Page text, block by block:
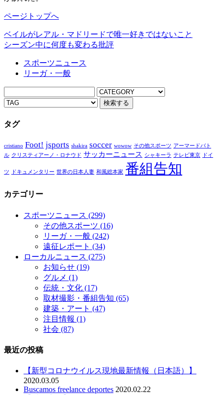
ページトップへ
ベイルがレアル・マドリードで唯一好きではないこと
シーズン中に何度も変わる批評
スポーツニュース
リーガ・一般
タグ
cristiano Foot! jsports shakira soccer wowow その他スポーツ アーマードバト
ル クリスティアーノ・ロナウド サッカーニュース シャキーラ テレビ東京 ドイ
ツ ドキュメンタリー 世界の日本人妻 和風総本家 番組告知
カテゴリー
スポーツニュース (299)
その他スポーツ (16)
リーガ・一般 (242)
遠征レポート (34)
ローカルニュース (275)
お知らせ (19)
グルメ (1)
伝統・文化 (17)
取材撮影・番組告知 (65)
建築・アート (47)
注目情報 (1)
社会 (87)
最近の投稿
【新型コロナウイルス現地最新情報（日本語）】
2020.03.05
Buscamos freelance deportes 2020.02.22